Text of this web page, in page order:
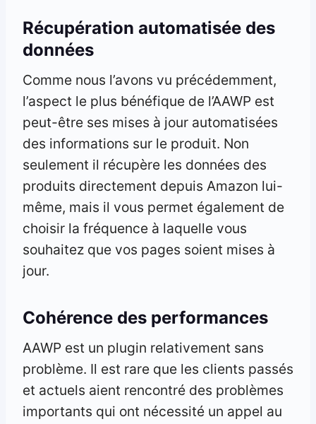
Récupération automatisée des
données
Comme nous l’avons vu précédemment,
l’aspect le plus bénéfique de l’AAWP est
peut-être ses mises à jour automatisées
des informations sur le produit. Non
seulement il récupère les données des
produits directement depuis Amazon lui-
même, mais il vous permet également de
choisir la fréquence à laquelle vous
souhaitez que vos pages soient mises à
jour.
Cohérence des performances
AAWP est un plugin relativement sans
problème. Il est rare que les clients passés
et actuels aient rencontré des problèmes
importants qui ont nécessité un appel au